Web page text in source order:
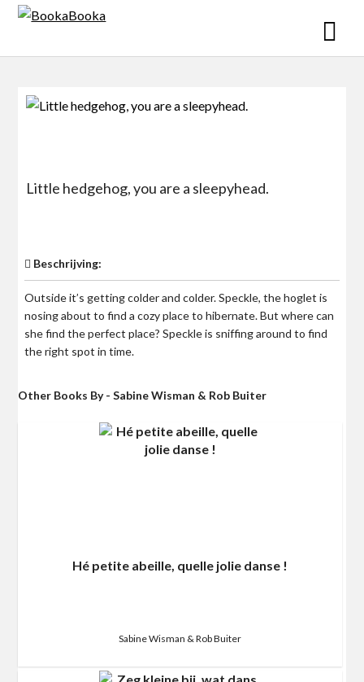
Skip
Little hedgehog, you are a sleepyhead.
Beschrijving:
Outside it’s getting colder and colder. Speckle, the hoglet is
nosing about to find a cozy place to hibernate. But where can
she find the perfect place? Speckle is sniffing around to find
the right spot in time.
Other Books By - Sabine Wisman & Rob Buiter
Hé petite abeille, quelle jolie danse !
Sabine Wisman & Rob Buiter